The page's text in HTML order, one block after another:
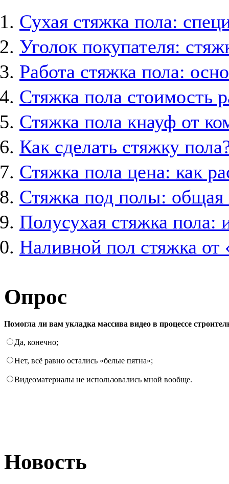
Сухая стяжка пола:
Уголок покупателя:
Работа стяжка пола:
Стяжка пола стоимость
Стяжка пола кнауф от
Как сделать стяжку
Стяжка пола цена: как
Стяжка под полы:
Полусухая стяжка пола:
Наливной пол стяжка от
Опрос
Помогла ли вам укладка массива видео в процессе
Да, конечно;
Нет, всё равно остались «белые пятна»;
Видеоматериалы не использовались мной вообще.
Новость